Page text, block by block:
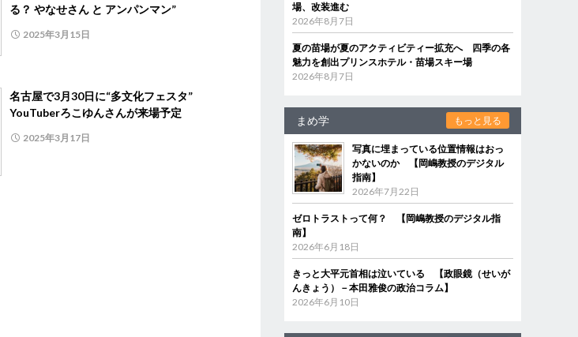
る？ やなせさん と アンパンマン”
2025年3月15日
名古屋で3月30日に“多文化フェスタ”
YouTuberろこゆんさんが来場予定
2025年3月17日
場、改装進む
2026年8月7日
夏の苗場が夏のアクティビティー拡充へ 四季の各
魅力を創出プリンスホテル・苗場スキー場
2026年8月7日
まめ学 もっと見る
写真に埋まっている位置情報はおっ
かないのか 【岡嶋教授のデジタル
指南】
2026年7月22日
ゼロトラストって何？ 【岡嶋教授のデジタル指
南】
2026年6月18日
きっと大平元首相は泣いている 【政眼鏡（せいが
んきょう）－本田雅俊の政治コラム】
2026年6月10日